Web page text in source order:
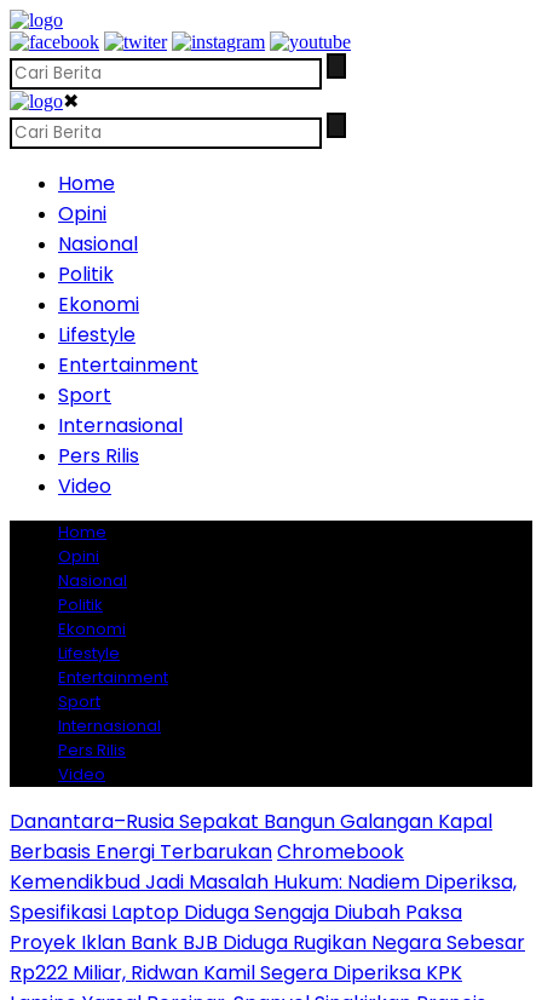
✖
Home
Opini
Nasional
Politik
Ekonomi
Lifestyle
Entertainment
Sport
Internasional
Pers Rilis
Video
Home
Opini
Nasional
Politik
Ekonomi
Lifestyle
Entertainment
Sport
Internasional
Pers Rilis
Video
Danantara–Rusia Sepakat Bangun Galangan Kapal
Berbasis Energi TerbarukanChromebook
Kemendikbud Jadi Masalah Hukum: Nadiem Diperiksa,
Spesifikasi Laptop Diduga Sengaja Diubah Paksa
Proyek Iklan Bank BJB Diduga Rugikan Negara Sebesar
Rp222 Miliar, Ridwan Kamil Segera Diperiksa KPK